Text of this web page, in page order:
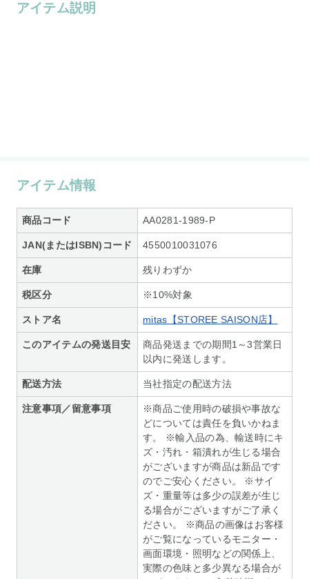
アイテム説明
アイテム情報
商品コード AA0281-1989-P
JAN(またはISBN)コード 4550010031076
在庫 残りわずか
税区分 ※10%対象
ストア名 mitas【STOREE SAISON店】
このアイテムの発送目安
商品発送までの期間1～3営業日
以内に発送します。
配送方法 当社指定の配送方法
注意事項／留意事項
※商品ご使用時の破損や事故な
どについては責任を負いかねま
す。 ※輸入品の為、輸送時にキ
ズ・汚れ・箱潰れが生じる場合
がございますが商品は新品です
のでご安心ください。 ※サイ
ズ・重量等は多少の誤差が生じ
る場合がございますがご了承く
ださい。 ※商品の画像はお客様
がご覧になっているモニター・
画面環境・照明などの関係上、
実際の色味と多少異なる場合が